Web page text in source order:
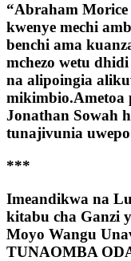
“Abraham
kwenye mechi
benchi ama
mchezo wetu
na alipoingia
mikimbio.Ametoa
Jonathan Sowah
tunajivunia
***
Imeandikwa na
kitabu cha Ganzi
Moyo Wangu
TUNAOMBA